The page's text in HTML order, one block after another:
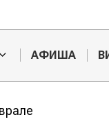
АФИША